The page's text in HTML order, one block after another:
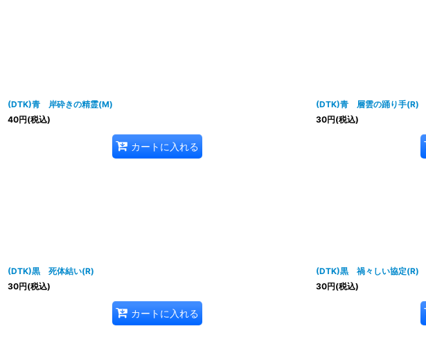
(DTK)青 岸砕きの精霊(M)
40円(税込)
カートに入れる
(DTK)青 層雲の踊り手(R)
30円(税込)
(DTK)黒 死体結い(R)
30円(税込)
カートに入れる
(DTK)黒 禍々しい協定(R)
30円(税込)